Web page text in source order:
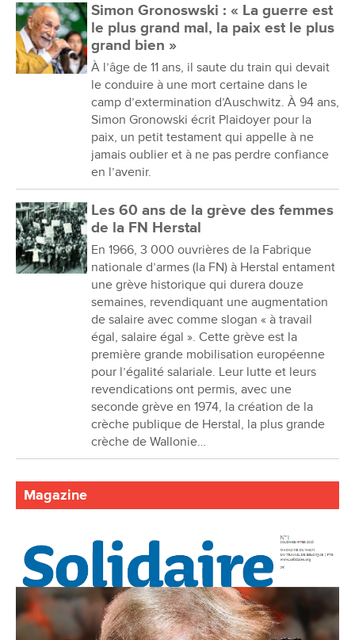
Simon Gronoswski : « La guerre est
le plus grand mal, la paix est le plus
grand bien »
À l’âge de 11 ans, il saute du train qui devait
le conduire à une mort certaine dans le
camp d’extermination d’Auschwitz. À 94 ans,
Simon Gronowski écrit Plaidoyer pour la
paix, un petit testament qui appelle à ne
jamais oublier et à ne pas perdre confiance
en l’avenir.
Les 60 ans de la grève des femmes
de la FN Herstal
En 1966, 3 000 ouvrières de la Fabrique
nationale d’armes (la FN) à Herstal entament
une grève historique qui durera douze
semaines, revendiquant une augmentation
de salaire avec comme slogan « à travail
égal, salaire égal ». Cette grève est la
première grande mobilisation européenne
pour l’égalité salariale. Leur lutte et leurs
revendications ont permis, avec une
seconde grève en 1974, la création de la
crèche publique de Herstal, la plus grande
crèche de Wallonie…
Magazine